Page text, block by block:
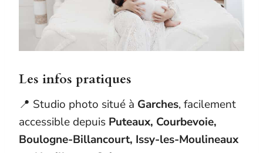
Les infos pratiques
📍 Studio photo situé à Garches, facilement
accessible depuis Puteaux, Courbevoie,
Boulogne-Billancourt, Issy-les-Moulineaux